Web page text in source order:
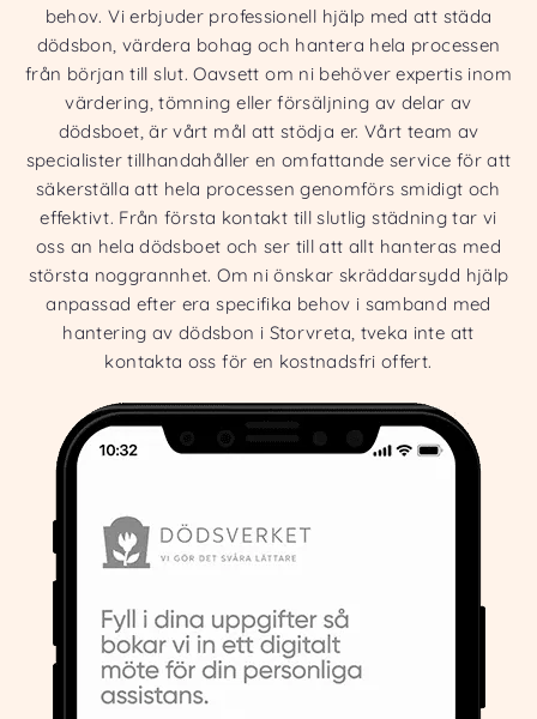
behov. Vi erbjuder professionell hjälp med att städa
dödsbon, värdera bohag och hantera hela processen
från början till slut. Oavsett om ni behöver expertis inom
värdering, tömning eller försäljning av delar av
dödsboet, är vårt mål att stödja er. Vårt team av
specialister tillhandahåller en omfattande service för att
säkerställa att hela processen genomförs smidigt och
effektivt. Från första kontakt till slutlig städning tar vi
oss an hela dödsboet och ser till att allt hanteras med
största noggrannhet. Om ni önskar skräddarsydd hjälp
anpassad efter era specifika behov i samband med
hantering av dödsbon i Storvreta, tveka inte att
kontakta oss för en kostnadsfri offert.